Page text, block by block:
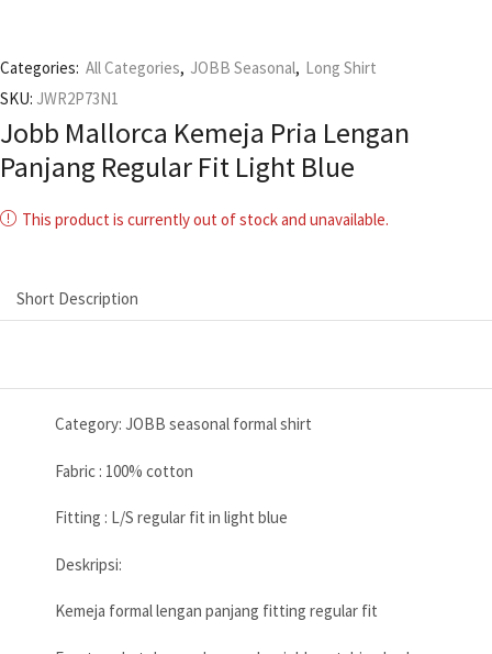
Categories: All Categories, JOBB Seasonal, Long Shirt
SKU: JWR2P73N1
Jobb Mallorca Kemeja Pria Lengan
Panjang Regular Fit Light Blue
This product is currently out of stock and unavailable.
Short Description
Category: JOBB seasonal formal shirt
Fabric : 100% cotton
Fitting : L/S regular fit in light blue
Deskripsi:
Kemeja formal lengan panjang fitting regular fit